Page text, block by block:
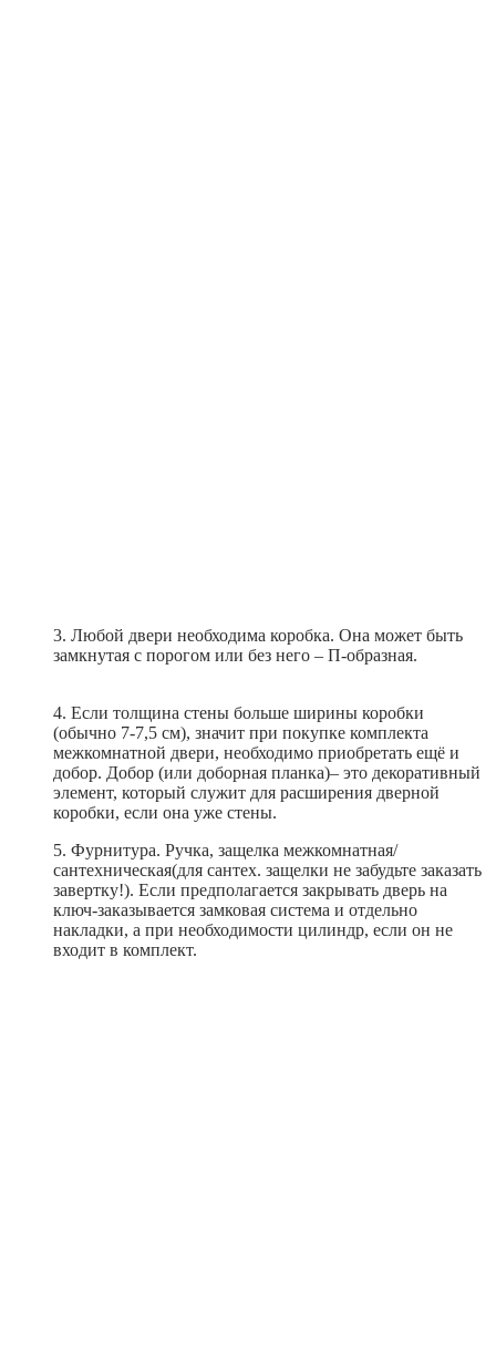
3. Любой двери необходима коробка. Она может быть
замкнутая с порогом или без него – П-образная.
4. Если толщина стены больше ширины коробки
(обычно 7-7,5 см), значит при покупке комплекта
межкомнатной двери, необходимо приобретать ещё и
добор. Добор (или доборная планка)– это декоративный
элемент, который служит для расширения дверной
коробки, если она уже стены.
5. Фурнитура. Ручка, защелка межкомнатная/
сантехническая(для сантех. защелки не забудьте заказать
завертку!). Если предполагается закрывать дверь на
ключ-заказывается замковая система и отдельно
накладки, а при необходимости цилиндр, если он не
входит в комплект.